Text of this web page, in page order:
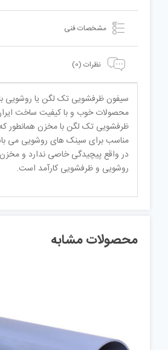
مشخصات فنی
نظرات (0)
سیفون ظرفشویی تک لگن یا روشویی
محصولات خوب و با کیفیت ساخت
ظرفشویی تک لگن با مخزن همانطور
مناسب برای سینک های روشویی می
در واقع پیچیدگی خاصی ندارد و مخزن
روشویی و ظرفشویی کارآمد است.
محصولات مشابه